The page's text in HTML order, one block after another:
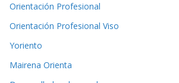
Orientación Profesional
Orientación Profesional Viso
Yoriento
Mairena Orienta